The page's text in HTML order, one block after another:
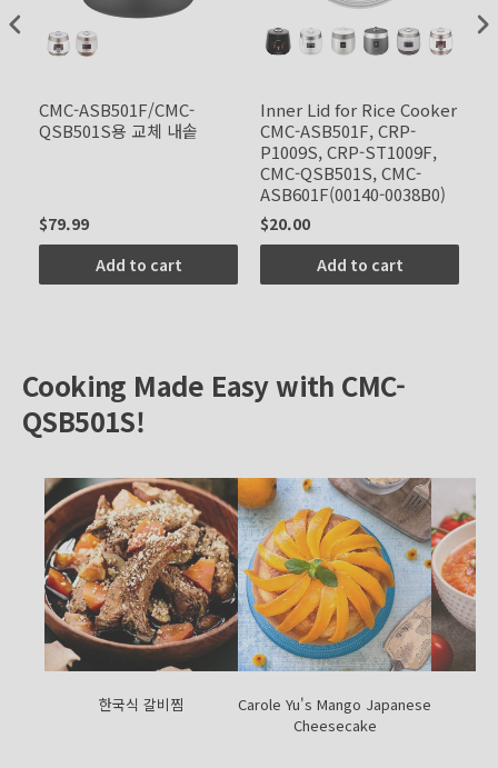
CMC-ASB501F/CMC-
QSB501S용 교체 내솥
$79.99
Add to cart
Inner Lid for Rice Cooker
CMC-ASB501F, CRP-
P1009S, CRP-ST1009F,
CMC-QSB501S, CMC-
ASB601F(00140-0038B0)
$20.00
Add to cart
Cooking Made Easy with CMC-
QSB501S!
한국식 갈비찜
Carole Yu's Mango Japanese
Cheesecake